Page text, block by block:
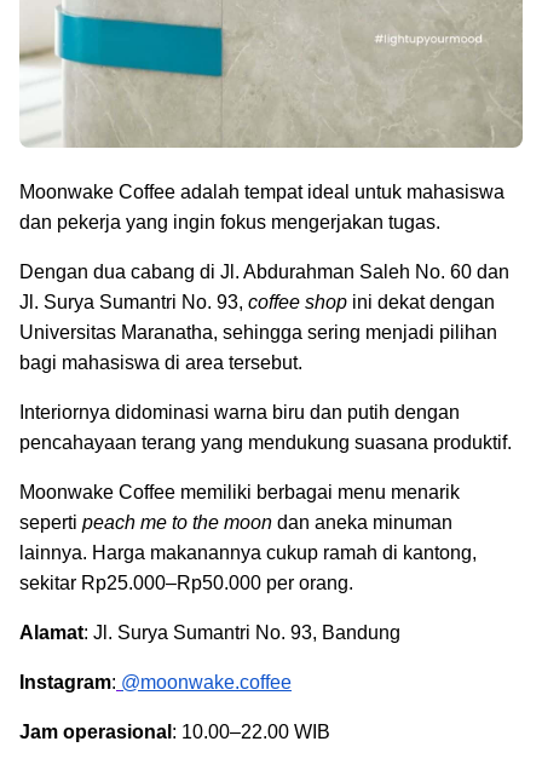
Moonwake Coffee adalah tempat ideal untuk mahasiswa
dan pekerja yang ingin fokus mengerjakan tugas.
Dengan dua cabang di Jl. Abdurahman Saleh No. 60 dan
Jl. Surya Sumantri No. 93, coffee shop ini dekat dengan
Universitas Maranatha, sehingga sering menjadi pilihan
bagi mahasiswa di area tersebut.
Interiornya didominasi warna biru dan putih dengan
pencahayaan terang yang mendukung suasana produktif.
Moonwake Coffee memiliki berbagai menu menarik
seperti peach me to the moon dan aneka minuman
lainnya. Harga makanannya cukup ramah di kantong,
sekitar Rp25.000–Rp50.000 per orang.
Alamat: Jl. Surya Sumantri No. 93, Bandung
Instagram: @moonwake.coffee
Jam operasional : 10.00–22.00 WIB